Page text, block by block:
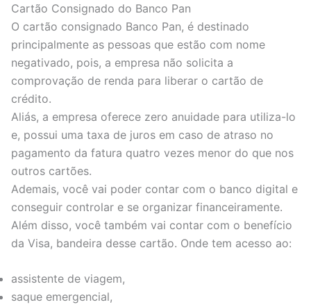
Cartão Consignado do Banco Pan
O cartão consignado Banco Pan, é destinado
principalmente as pessoas que estão com nome
negativado, pois, a empresa não solicita a
comprovação de renda para liberar o cartão de
crédito.
Aliás, a empresa oferece zero anuidade para utiliza-lo
e, possui uma taxa de juros em caso de atraso no
pagamento da fatura quatro vezes menor do que nos
outros cartões.
Ademais, você vai poder contar com o banco digital e
conseguir controlar e se organizar financeiramente.
Além disso, você também vai contar com o benefício
da Visa, bandeira desse cartão. Onde tem acesso ao:
assistente de viagem,
saque emergencial,